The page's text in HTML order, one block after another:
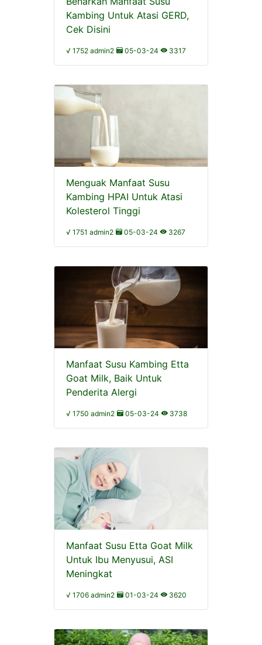
Kambing Untuk Atasi GERD,
Cek Disini
√ 1752 admin2 05-03-24 3317
Menguak Manfaat Susu
Kambing HPAI Untuk Atasi
Kolesterol Tinggi
√ 1751 admin2 05-03-24 3267
Manfaat Susu Kambing Etta
Goat Milk, Baik Untuk
Penderita Alergi
√ 1750 admin2 05-03-24 3738
Manfaat Susu Etta Goat Milk
Untuk Ibu Menyusui, ASI
Meningkat
√ 1706 admin2 01-03-24 3620